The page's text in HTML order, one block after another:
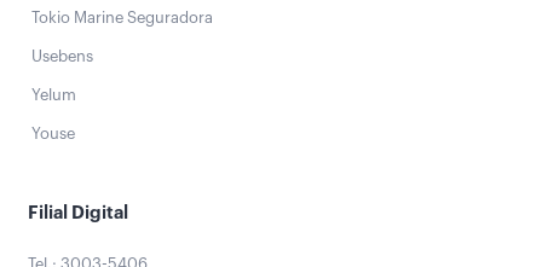
Tokio Marine Seguradora
Usebens
Yelum
Youse
Filial Digital